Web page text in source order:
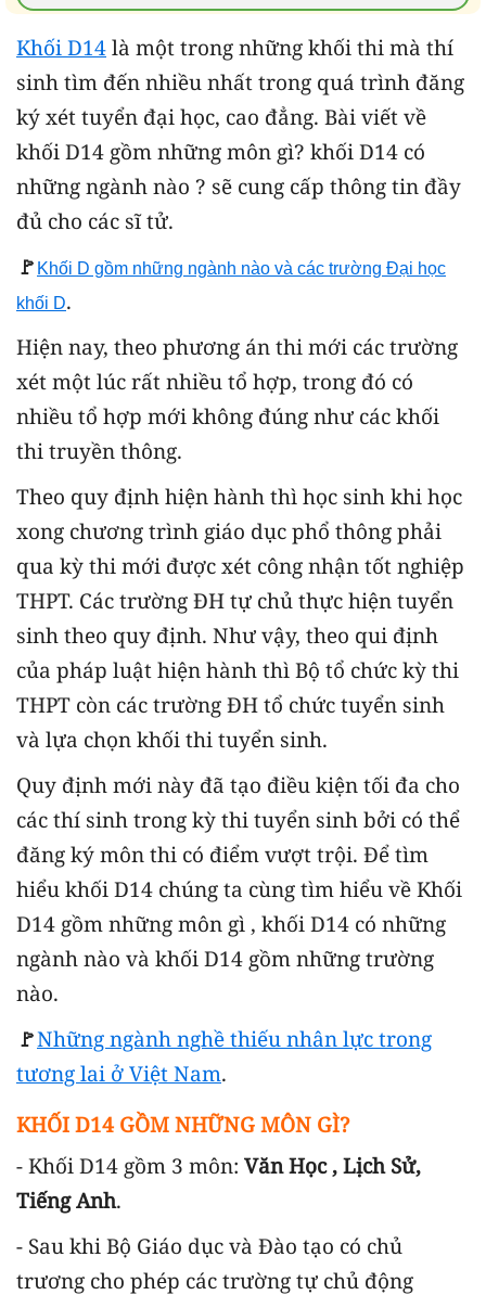
Khối D14 là một trong những khối thi mà thí
sinh tìm đến nhiều nhất trong quá trình đăng
ký xét tuyển đại học, cao đẳng. Bài viết về
khối D14 gồm những môn gì? khối D14 có
những ngành nào ? sẽ cung cấp thông tin đầy
đủ cho các sĩ tử.
🚩 Khối D gồm những ngành nào và các trường Đại học
khối D.
Hiện nay, theo phương án thi mới các trường
xét một lúc rất nhiều tổ hợp, trong đó có
nhiều tổ hợp mới không đúng như các khối
thi truyền thông.
Theo quy định hiện hành thì học sinh khi học
xong chương trình giáo dục phổ thông phải
qua kỳ thi mới được xét công nhận tốt nghiệp
THPT. Các trường ĐH tự chủ thực hiện tuyển
sinh theo quy định. Như vậy, theo qui định
của pháp luật hiện hành thì Bộ tổ chức kỳ thi
THPT còn các trường ĐH tổ chức tuyển sinh
và lựa chọn khối thi tuyển sinh.
Quy định mới này đã tạo điều kiện tối đa cho
các thí sinh trong kỳ thi tuyển sinh bởi có thể
đăng ký môn thi có điểm vượt trội. Để tìm
hiểu khối D14 chúng ta cùng tìm hiểu về Khối
D14 gồm những môn gì , khối D14 có những
ngành nào và khối D14 gồm những trường
nào.
🚩Những ngành nghề thiếu nhân lực trong
tương lai ở Việt Nam.
KHỐI D14 GỒM NHỮNG MÔN GÌ?
- Khối D14 gồm 3 môn: Văn Học , Lịch Sử,
Tiếng Anh.
- Sau khi Bộ Giáo dục và Đào tạo có chủ
trương cho phép các trường tự chủ động